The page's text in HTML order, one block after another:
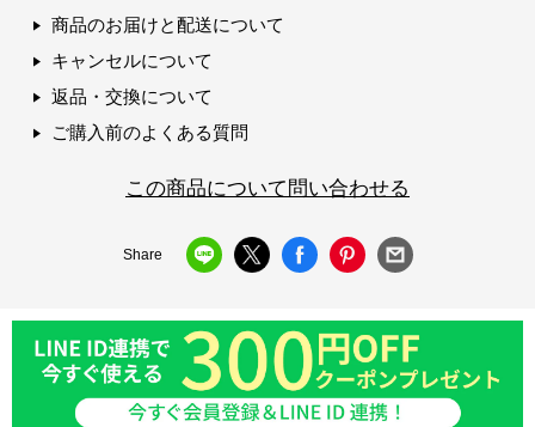
商品のお届けと配送について
キャンセルについて
返品・交換について
ご購入前のよくある質問
この商品について問い合わせる
Share